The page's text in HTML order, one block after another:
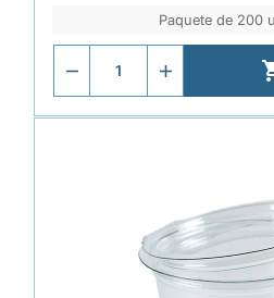
Paquete de 200